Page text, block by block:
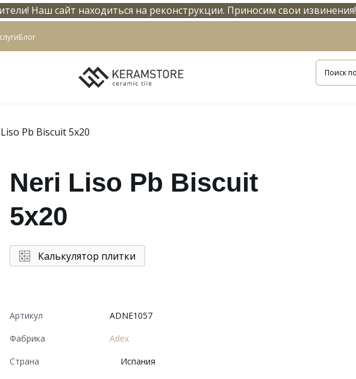
info@keramstore.ru
Наш сайт находиться на реконструкции. Приносим свои извинения!
Блог
Pb Biscuit 5x20
Neri Liso Pb Biscuit
5x20
Калькулятор плитки
Артикул
ADNE1057
Фабрика
Adex
Страна
Испания